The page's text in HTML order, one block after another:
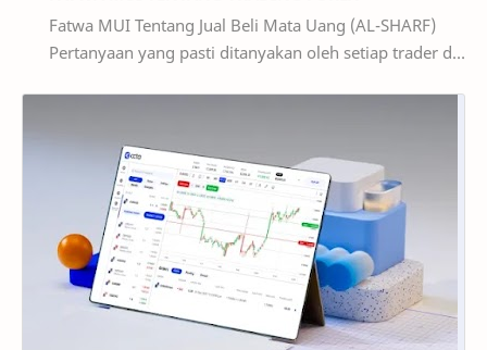
Fatwa MUI Tentang Jual Beli Mata Uang (AL-SHARF)
Pertanyaan yang pasti ditanyakan oleh setiap trader di